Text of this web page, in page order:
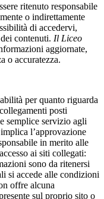
ritenuto responsabile
o indirettamente
di accedervi,
contenuti. Il Liceo
aggiornate,
o accuratezza.
per quanto riguarda
posti
semplice servizio agli
l’approvazione
in merito alle
ai siti collegati:
sono da ritenersi
si accede alle condizioni
offre alcuna
sul proprio sito o